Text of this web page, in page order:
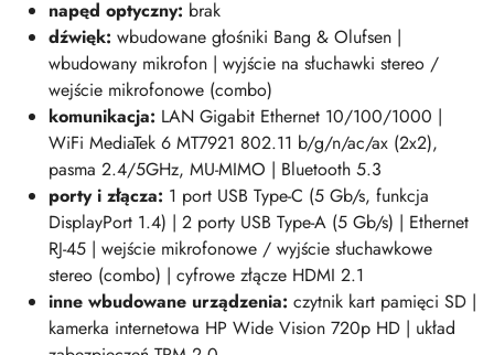
napęd optyczny: brak
dźwięk: wbudowane głośniki Bang & Olufsen |
wbudowany mikrofon | wyjście na słuchawki stereo /
wejście mikrofonowe (combo)
komunikacja: LAN Gigabit Ethernet 10/100/1000 |
WiFi MediaTek 6 MT7921 802.11 b/g/n/ac/ax (2x2),
pasma 2.4/5GHz, MU-MIMO | Bluetooth 5.3
porty i złącza: 1 port USB Type-C (5 Gb/s, funkcja
DisplayPort 1.4) | 2 porty USB Type-A (5 Gb/s) | Ethernet
RJ-45 | wejście mikrofonowe / wyjście słuchawkowe
stereo (combo) | cyfrowe złącze HDMI 2.1
inne wbudowane urządzenia: czytnik kart pamięci SD |
kamerka internetowa HP Wide Vision 720p HD | układ